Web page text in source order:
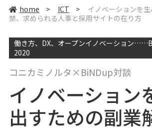
home > ICT >
イノベーションを
禁、求められる人事と採用サイトの在り方
働き方、DX、オープンイノベーション
2020
コニカミノルタ×BiNDup対談
イノベーション
出すための副業